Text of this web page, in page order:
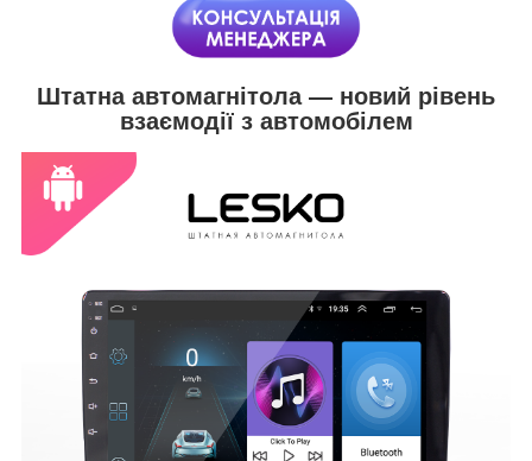
Штатна автомагнітола — новий рівень
взаємодії з автомобілем